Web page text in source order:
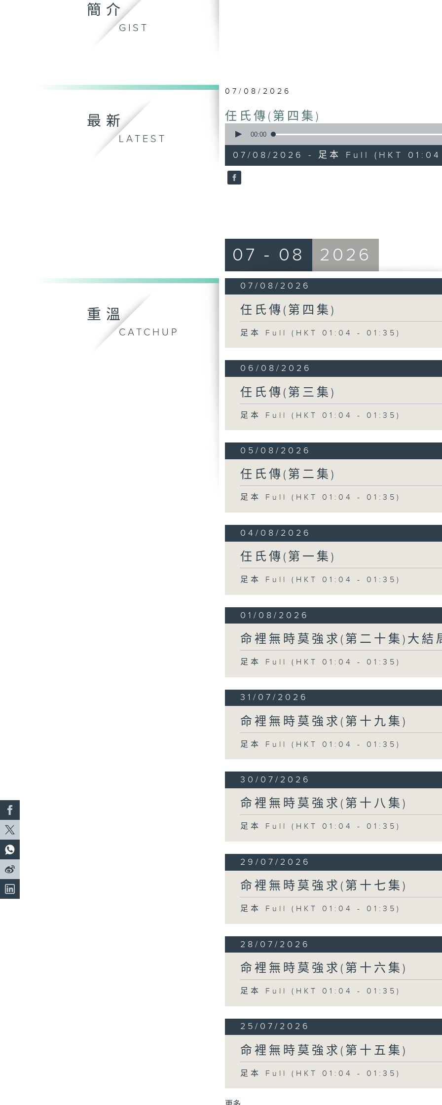
簡介
GIST
最新
LATEST
07/08/2026
任氏傳(第四集)
seconds
31
minutes,
0
seconds
90%
00:00
07/08/2026 - 足本 Full (HKT
重溫
CATCHUP
07 - 08 2026
07/08/2026
任氏傳(第四集)
足本 Full (HKT 01:04 - 01:35)
06/08/2026
任氏傳(第三集)
足本 Full (HKT 01:04 - 01:35)
05/08/2026
任氏傳(第二集)
足本 Full (HKT 01:04 - 01:35)
04/08/2026
任氏傳(第一集)
足本 Full (HKT 01:04 - 01:35)
01/08/2026
命裡無時莫強求(第二十集)大結
足本 Full (HKT 01:04 - 01:35)
31/07/2026
命裡無時莫強求(第十九集)
足本 Full (HKT 01:04 - 01:35)
30/07/2026
命裡無時莫強求(第十八集)
足本 Full (HKT 01:04 - 01:35)
29/07/2026
命裡無時莫強求(第十七集)
足本 Full (HKT 01:04 - 01:35)
28/07/2026
命裡無時莫強求(第十六集)
足本 Full (HKT 01:04 - 01:35)
25/07/2026
命裡無時莫強求(第十五集)
足本 Full (HKT 01:04 - 01:35)